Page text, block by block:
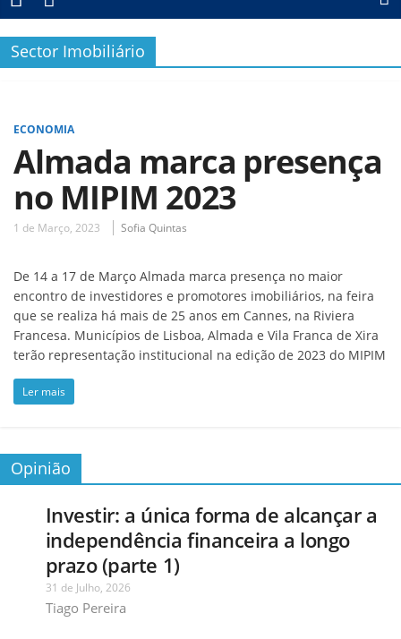
Sector Imobiliário
ECONOMIA
Almada marca presença
no MIPIM 2023
1 de Março, 2023 Sofia Quintas
De 14 a 17 de Março Almada marca presença no maior
encontro de investidores e promotores imobiliários, na feira
que se realiza há mais de 25 anos em Cannes, na Riviera
Francesa. Municípios de Lisboa, Almada e Vila Franca de Xira
terão representação institucional na edição de 2023 do MIPIM
Ler mais
Opinião
Investir: a única forma de alcançar a
independência financeira a longo
prazo (parte 1)
31 de Julho, 2026
Tiago Pereira